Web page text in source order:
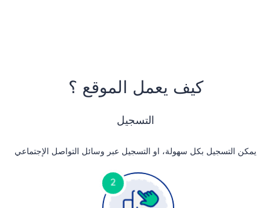
كيف يعمل الموقع ؟
التسجيل
يمكن التسجيل بكل سهولة، او التسجيل عبر وسائل التواصل الإجتماعي